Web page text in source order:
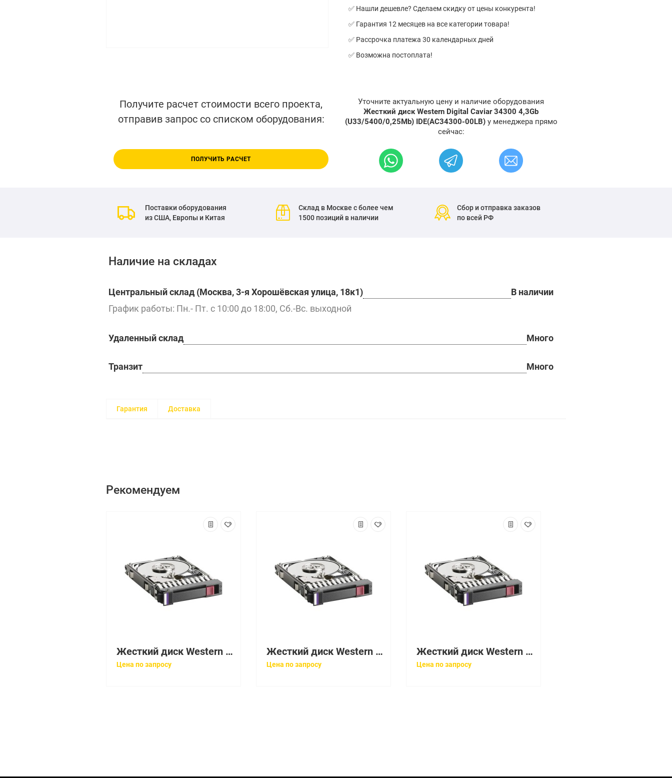
✅ Нашли дешевле? Сделаем скидку от цены конкурента!
✅ Гарантия 12 месяцев на все категории товара!
✅ Рассрочка платежа 30 календарных дней
✅ Возможна постоплата!
Получите расчет стоимости всего проекта,
отправив запрос со списком оборудования:
ПОЛУЧИТЬ РАСЧЕТ
Уточните актуальную цену и наличие оборудования
Жесткий диск Western Digital Caviar 34300 4,3Gb
(U33/5400/0,25Mb) IDE(AC34300-00LB) у менеджера прямо
сейчас:
Поставки оборудования
из США, Европы и Китая
Склад в Москве с более чем
1500 позиций в наличии
Сбор и отправка заказов
по всей РФ
Наличие на складах
Центральный склад (Москва, 3-я Хорошёвская улица, 18к1)
В наличии
График работы: Пн.- Пт. с 10:00 до 18:00, Сб.-Вс. выходной
Удаленный склад Много
Транзит Много
Гарантия Доставка
Рекомендуем
Жесткий диск Western Digital Caviar 34300 4,3Gb (U33/5400/0,25Mb) IDE(AC34300-32LB)
Цена по запросу
Жесткий диск Western Digital Caviar 34300 4,3Gb (U33/5400/0,25Mb) IDE(AC34300)
Цена по запросу
Жесткий диск Western Digital Caviar 23200 3,2Gb (U33/5400/0,25Mb) IDE(AC23200-00LC)
Цена по запросу